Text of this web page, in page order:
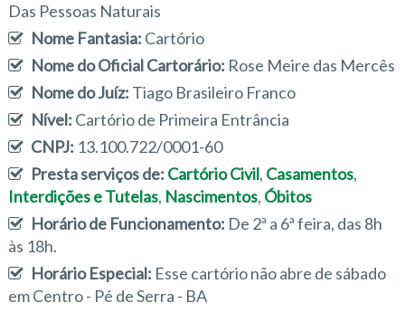
Das Pessoas Naturais
Nome Fantasia: Cartório
Nome do Oficial Cartorário: Rose Meire das Mercês
Nome do Juíz: Tiago Brasileiro Franco
Nível: Cartório de Primeira Entrância
CNPJ: 13.100.722/0001-60
Presta serviços de: Cartório Civil, Casamentos,
Interdições e Tutelas, Nascimentos, Óbitos
Horário de Funcionamento: De 2ª a 6ª feira, das 8h
às 18h.
Horário Especial: Esse cartório não abre de sábado
em Centro - Pé de Serra - BA